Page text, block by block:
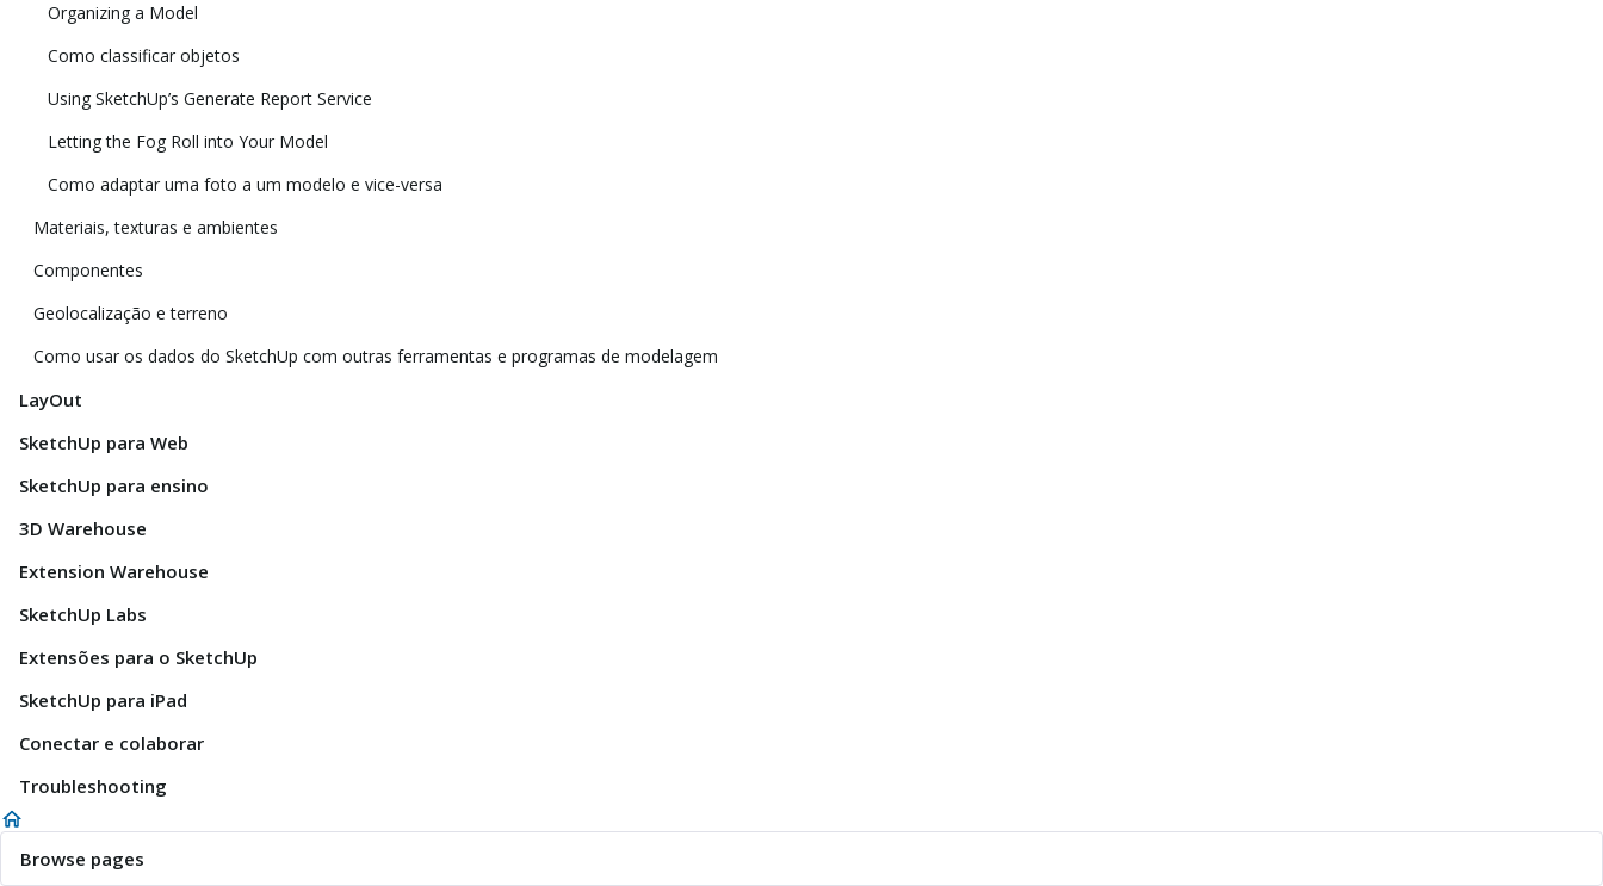
Organizing a Model
Como classificar objetos
Using SketchUp’s Generate Report Service
Letting the Fog Roll into Your Model
Como adaptar uma foto a um modelo e vice-versa
Materiais, texturas e ambientes
Componentes
Geolocalização e terreno
Como usar os dados do SketchUp com outras ferramentas e programas de modelagem
LayOut
SketchUp para Web
SketchUp para ensino
3D Warehouse
Extension Warehouse
SketchUp Labs
Extensões para o SketchUp
SketchUp para iPad
Conectar e colaborar
Troubleshooting
Browse pages